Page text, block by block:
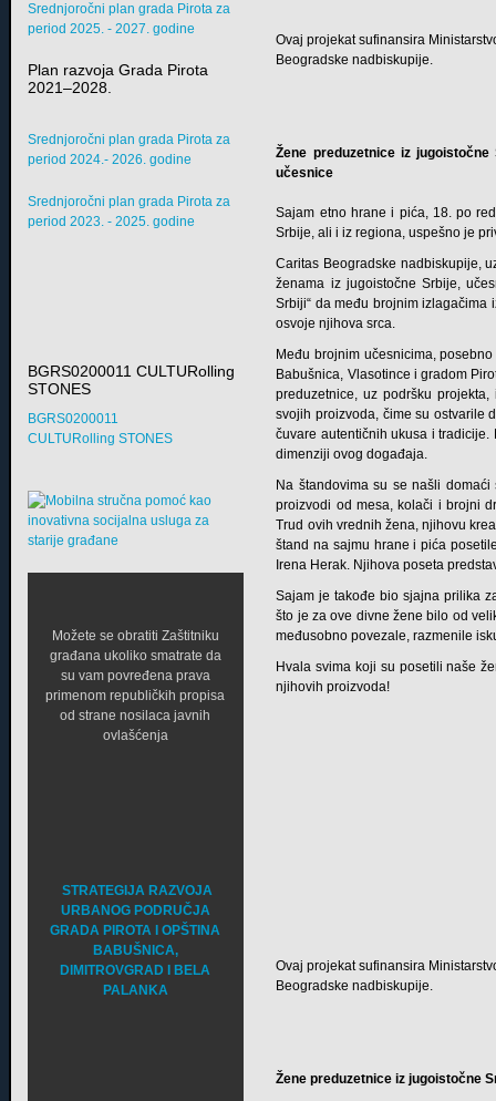
Ovaj projekat sufinansira
Beogradske nadbiskupije.
Žene preduzetnice iz
učesnice
Sajam etno hrane i pića, 18. po
Srbije, ali i iz regiona, uspešno je
Caritas Beogradske nadbiskupije,
ženama iz jugoistočne Srbije,
Srbiji“ da među brojnim
osvoje njihova srca.
Među brojnim učesnicima,
Babušnica, Vlasotince i gradom
preduzetnice, uz podršku
svojih proizvoda, čime su ostvarile
čuvare autentičnih ukusa i
dimenziji ovog događaja.
Na štandovima su se našli
proizvodi od mesa, kolači i brojni
Trud ovih vrednih žena, njihovu
štand na sajmu hrane i pića
Irena Herak. Njihova poseta
Sajam je takođe bio sjajna prilika
što je za ove divne žene bilo od
međusobno povezale, razmenile
Hvala svima koji su posetili naše
njihovih proizvoda!
Ovaj projekat sufinansira
Beogradske nadbiskupije.
Žene preduzetnice iz jugoistočne
Srednjoročni plan grada Pirota za
period 2025. - 2027. godine
Plan razvoja Grada Pirota
2021–2028.
Srednjoročni plan grada Pirota za
period 2024.- 2026. godine
Srednjoročni plan grada Pirota za
period 2023. - 2025. godine
BGRS0200011 CULTURolling
STONES
BGRS0200011
CULTURolling STONES
Možete se obratiti Zaštitniku
građana ukoliko smatrate da
su vam povređena prava
primenom republičkih propisa
od strane nosilaca javnih
ovlašćenja
STRATEGIJA RAZVOJA
URBANOG PODRUČJA
GRADA PIROTA I OPŠTINA
BABUŠNICA,
DIMITROVGRAD I BELA
PALANKA